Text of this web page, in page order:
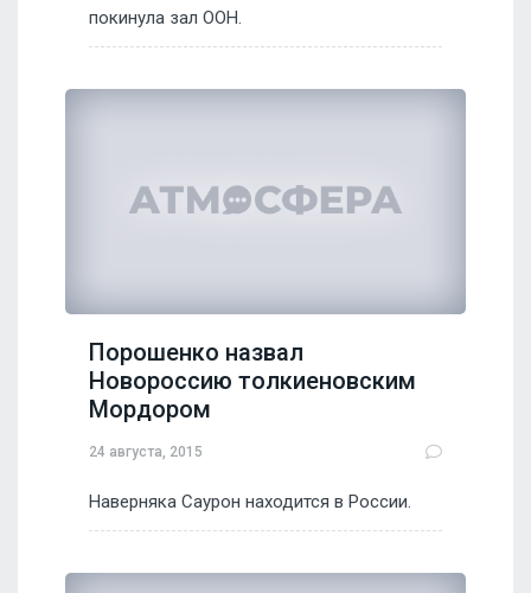
покинула зал ООН.
Порошенко назвал
Новороссию толкиеновским
Мордором
24 августа, 2015
Наверняка Саурон находится в России.